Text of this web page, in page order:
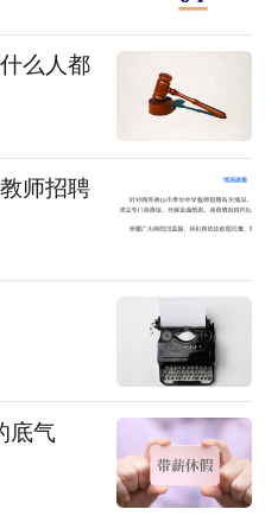
么人都
师招聘
底气